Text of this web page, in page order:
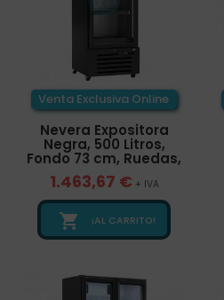
Venta Exclusiva Online
Nevera Expositora
Negra, 500 Litros,
Fondo 73 cm, Ruedas,
1.463,67 € + IVA
 ¡AL CARRITO!